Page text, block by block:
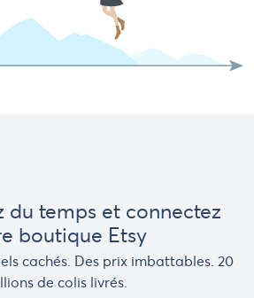
du temps et connectez
boutique Etsy
cachés. Des prix imbattables. 20
de colis livrés.